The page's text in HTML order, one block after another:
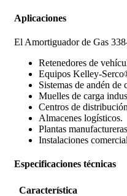
Aplicaciones
El Amortiguador de Gas
Retenedores de
Equipos Kelley-
Sistemas de andén de
Muelles de carga
Centros de
Almacenes logísticos.
Plantas
Instalaciones
Especificaciones técnicas
Característica